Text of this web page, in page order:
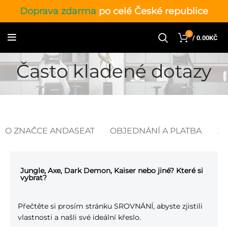
Doprava zdarma po celé České republice
0 / 0.00KČ
Často kladené dotazy
O ZNAČCE ANDASEAT OBJEDNÁNÍ A PLATBA
Jungle, Axe, Dark Demon, Kaiser nebo jiné? Které si
vybrat?
Přečtěte si prosím stránkuSROVNÁNÍ, abyste zjistili
vlastnosti a našli své ideální křeslo.